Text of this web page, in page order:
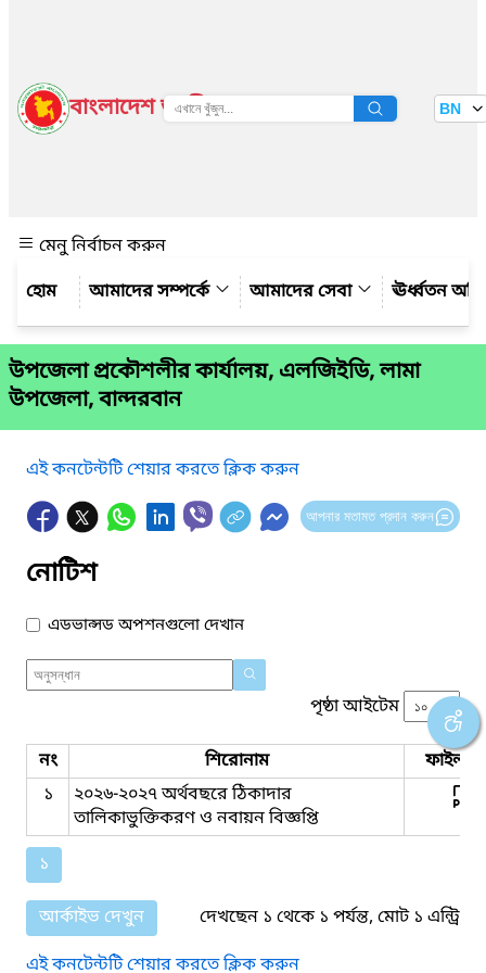
বাংলাদেশ জাতীয় তথ্য বাতায়ন BN
মেনু নির্বাচন করুন
আমাদের সম্পর্কে
আমাদের সেবা ঊর্ধ্বতন
উপজেলা প্রকৌশলীর কার্যালয়, এলজিইডি, লামা
উপজেলা, বান্দরবান
এই কনটেন্টটি শেয়ার করতে ক্লিক করুন
আপনার মতামত প্রদান করুন
নোটিশ
এডভান্সড অপশনগুলো দেখান
পৃষ্ঠা আইটেম
নং শিরোনাম
ফাইল
১
২০২৬-২০২৭ অর্থবছরে ঠিকাদার
তালিকাভুক্তিকরণ ও নবায়ন বিজ্ঞপ্তি
১
আর্কাইভ দেখুন
দেখছেন ১ থেকে ১ পর্যন্ত, মোট ১ এন্ট্রি
এই কনটেন্টটি শেয়ার করতে ক্লিক করুন